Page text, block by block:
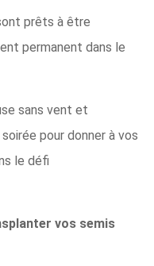
prêts à être
permanent dans le
sans vent et
pour donner à vos
le défi
vos semis